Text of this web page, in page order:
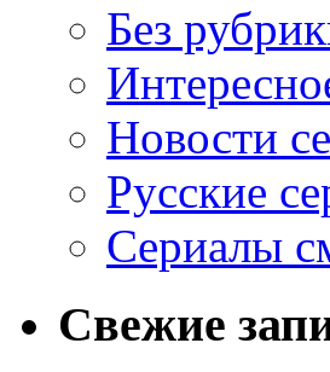
Без
Новости
Русские
Сериалы
Свежие